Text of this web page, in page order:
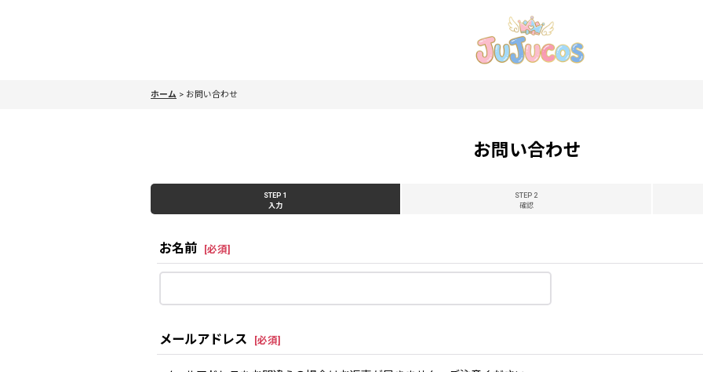
ホーム > お問い合わせ
お問い合わせ
STEP 1
入力
STEP 2
確認
お名前 [必須]
メールアドレス [必須]